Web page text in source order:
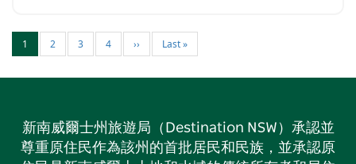
齊全的戶外廚房…
1 2 3 4 ›› Last »
新南威爾士州旅遊局（Destination NSW）承認並
尊重原住民作為該州的首批居民和民族，並承認原